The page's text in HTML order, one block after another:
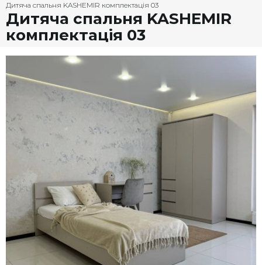
Дитяча спальня KASHEMIR комплектація 03
Дитяча спальня KASHEMIR
комплектація 03